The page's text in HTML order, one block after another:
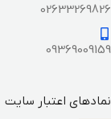
02633269826
09369009159
نمادهای اعتبار سایت